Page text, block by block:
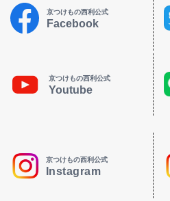
京つけもの西利公式
Facebook
京つけもの西利公式
Youtube
京つけもの西利公式
Instagram